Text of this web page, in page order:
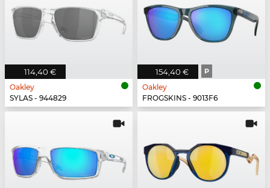
114,40 €
Oakley
SYLAS - 944829
154,40 € P
Oakley
FROGSKINS - 9013F6